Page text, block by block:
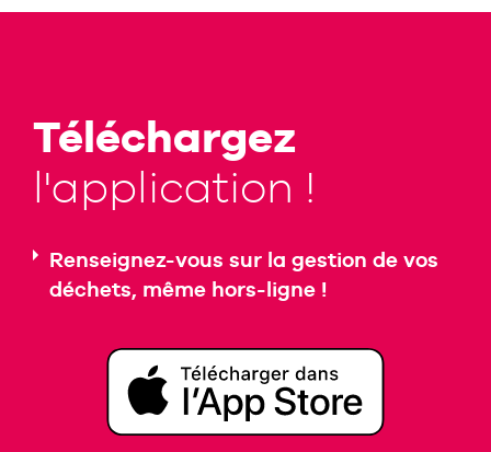
Téléchargez
l'application !
Renseignez-vous sur la gestion de vos
déchets, même hors-ligne !